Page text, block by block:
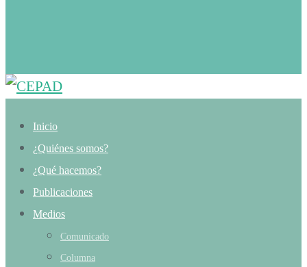
Inicio
¿Quiénes somos?
¿Qué hacemos?
Publicaciones
Medios
Comunicado
Columna